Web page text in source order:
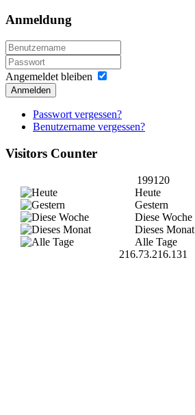
Anmeldung
Angemeldet bleiben
Anmelden
Passwort vergessen?
Benutzername vergessen?
Visitors Counter
199120
Heute
Gestern
Diese Woche
Dieses Monat
Alle Tage
216.73.216.131